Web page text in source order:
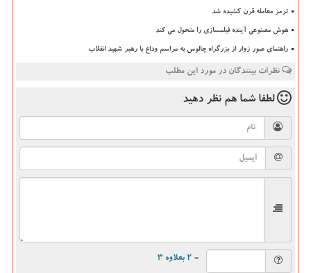
ترمز معامله قرن کشیده شد
هوش مصنوعی آینده فیلمسازی را متحول می کند
راهنمای عبور زوار از بزرگراه چالوس به مراسم وداع با رهبر شهید انقلاب
نظرات بینندگان در مورد این مطلب
لطفا شما هم نظر دهید
= ۲ بعلاوه ۳